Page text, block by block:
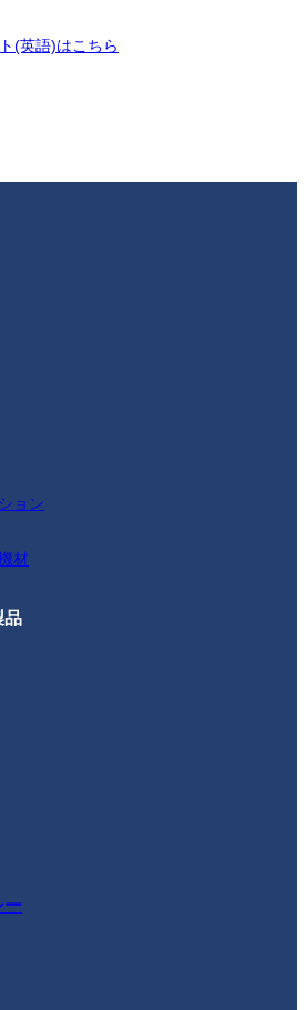
(英語)はこちら
ョン
材
品
ー